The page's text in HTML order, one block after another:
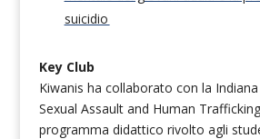
suicidio
Key Club
Kiwanis ha collaborato con la
Sexual Assault and Human
programma didattico rivolto agli